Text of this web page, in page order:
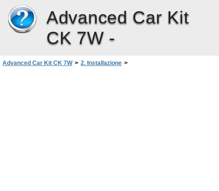
Advanced Car Kit
CK 7W -
Advanced Car Kit CK 7W > 2. Installazione >